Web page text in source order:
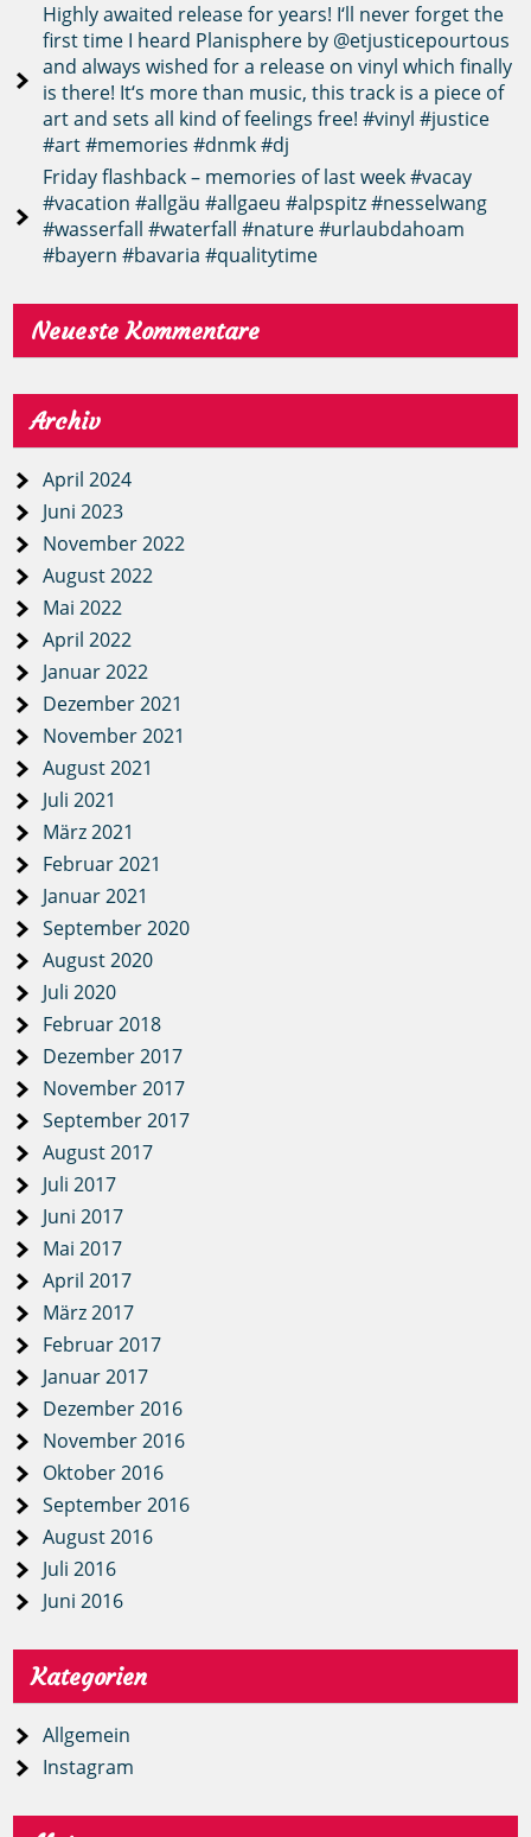
Highly awaited release for years! I‘ll never forget the
first time I heard Planisphere by @etjusticepourtous
and always wished for a release on vinyl which finally
is there! It‘s more than music, this track is a piece of
art and sets all kind of feelings free! #vinyl #justice
#art #memories #dnmk #dj
Friday flashback – memories of last week #vacay
#vacation #allgäu #allgaeu #alpspitz #nesselwang
#wasserfall #waterfall #nature #urlaubdahoam
#bayern #bavaria #qualitytime
Neueste Kommentare
Archiv
April 2024
Juni 2023
November 2022
August 2022
Mai 2022
April 2022
Januar 2022
Dezember 2021
November 2021
August 2021
Juli 2021
März 2021
Februar 2021
Januar 2021
September 2020
August 2020
Juli 2020
Februar 2018
Dezember 2017
November 2017
September 2017
August 2017
Juli 2017
Juni 2017
Mai 2017
April 2017
März 2017
Februar 2017
Januar 2017
Dezember 2016
November 2016
Oktober 2016
September 2016
August 2016
Juli 2016
Juni 2016
Kategorien
Allgemein
Instagram